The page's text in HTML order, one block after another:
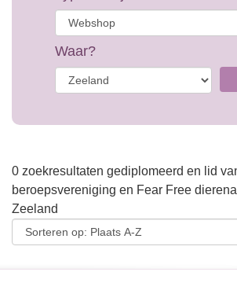
Waar?
0 zoekresultaten gediplomeerd en lid
beroepsvereniging en Fear Free
Zeeland